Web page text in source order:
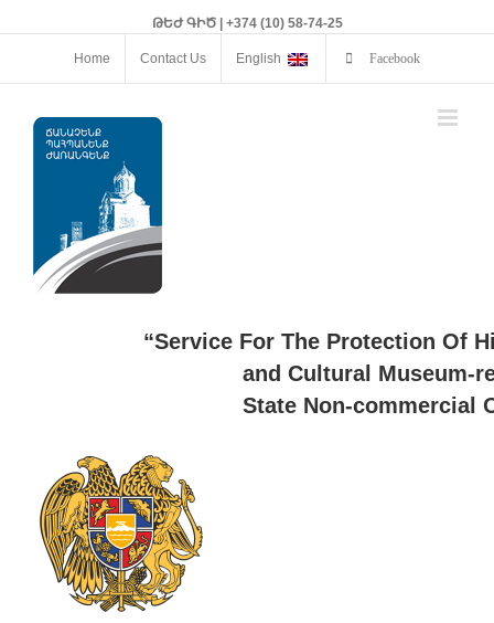
ԹԵԺ ԳԻԾ | +374 (10) 58-74-25
Home Contact Us English Facebook
“Service For The Protection Of
and Cultural Museum-
State Non-commercial